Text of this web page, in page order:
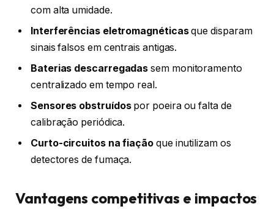
com alta umidade.
Interferências eletromagnéticasque disparam
sinais falsos em centrais antigas.
Baterias descarregadas sem monitoramento
centralizado em tempo real.
Sensores obstruídospor poeira ou falta de
calibração periódica.
Curto-circuitos na fiação que inutilizam os
detectores de fumaça.
Vantagens competitivas e impactos